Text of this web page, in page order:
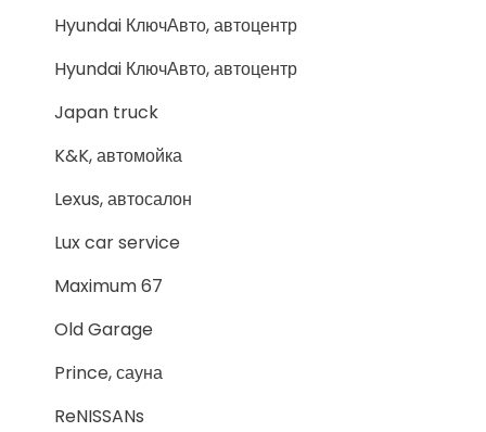
Hyundai КлючАвто, автоцентр
Hyundai КлючАвто, автоцентр
Japan truck
K&K, автомойка
Lexus, автосалон
Lux car service
Maximum 67
Old Garage
Prince, сауна
ReNISSANs